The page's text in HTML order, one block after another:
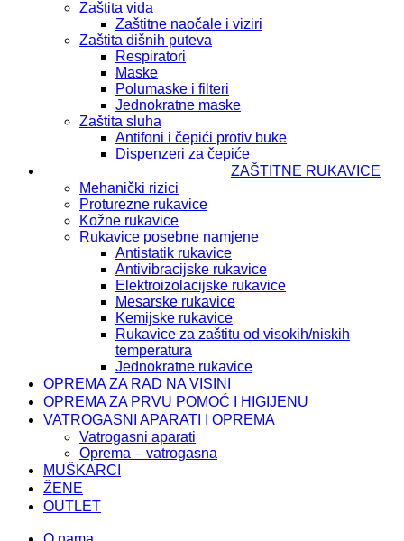
Zaštita vida
Zaštitne naočale i viziri
Zaštita dišnih puteva
Respiratori
Maske
Polumaske i filteri
Jednokratne maske
Zaštita sluha
Antifoni i čepići protiv buke
Dispenzeri za čepiće
ZAŠTITNE RUKAVICE
Mehanički rizici
Proturezne rukavice
Kožne rukavice
Rukavice posebne namjene
Antistatik rukavice
Antivibracijske rukavice
Elektroizolacijske rukavice
Mesarske rukavice
Kemijske rukavice
Rukavice za zaštitu od visokih/niskih
temperatura
Jednokratne rukavice
OPREMA ZA RAD NA VISINI
OPREMA ZA PRVU POMOĆ I HIGIJENU
VATROGASNI APARATI I OPREMA
Vatrogasni aparati
Oprema – vatrogasna
MUŠKARCI
ŽENE
OUTLET